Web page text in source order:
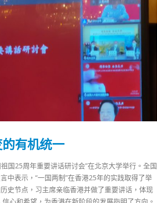
有机统一
25周年重要讲话研讨会”在北京大学举行。全国
中表示，“一国两制”在香港25年的实践取得了举
史节点，习主席亲临香港并做了重要讲话，体现
心和希望，为香港在新阶段的发展指明了方向。
香港全港各区工商联永远名誉